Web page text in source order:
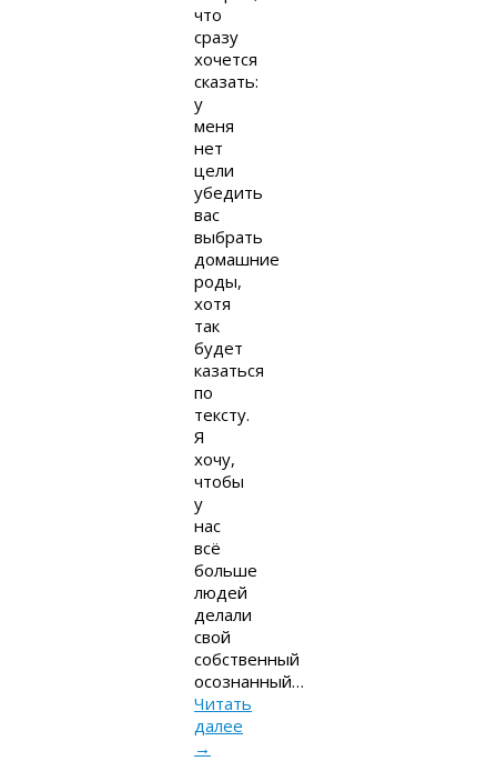
что
сразу
хочется
сказать:
у
меня
нет
цели
убедить
вас
выбрать
домашние
роды,
хотя
так
будет
казаться
по
тексту.
Я
хочу,
чтобы
у
нас
всё
больше
людей
делали
свой
собственный
осознанный…
Читать
далее
→